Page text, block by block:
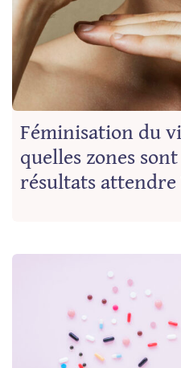
Féminisation du
quelles zones
résultats attendre